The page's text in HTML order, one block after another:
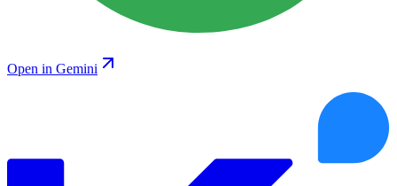
Open in Gemini